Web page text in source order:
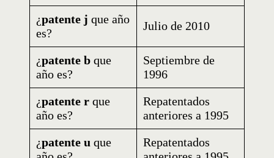
¿patente j que año
es?
Julio de 2010
¿patente b que
año es?
Septiembre de
1996
¿patente r que
año es?
Repatentados
anteriores a 1995
¿patente u que
Repatentados